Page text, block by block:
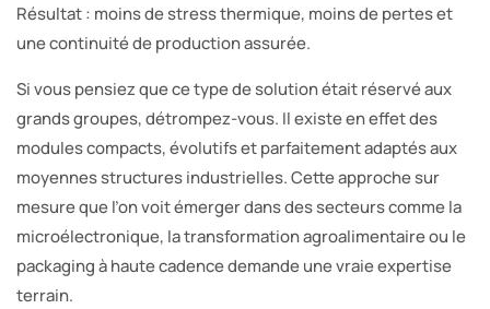
Résultat : moins de stress thermique, moins de pertes et
une continuité de production assurée.
Si vous pensiez que ce type de solution était réservé aux
grands groupes, détrompez-vous. Il existe en effet des
modules compacts, évolutifs et parfaitement adaptés aux
moyennes structures industrielles. Cette approche sur
mesure que l’on voit émerger dans des secteurs comme la
microélectronique, la transformation agroalimentaire ou le
packaging à haute cadence demande une vraie expertise
terrain.